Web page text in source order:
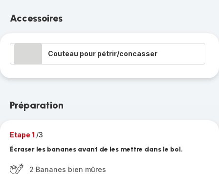
Accessoires
Couteau pour pétrir/concasser
Préparation
Etape 1 /3
Écraser les bananes avant de les mettre dans le bol.
2 Bananes bien mûres